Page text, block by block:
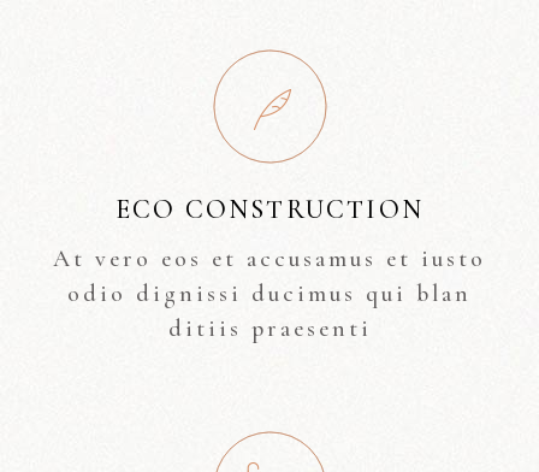
ECO CONSTRUCTION
At vero eos et accusamus et iusto
odio dignissi ducimus qui blan
ditiis praesenti